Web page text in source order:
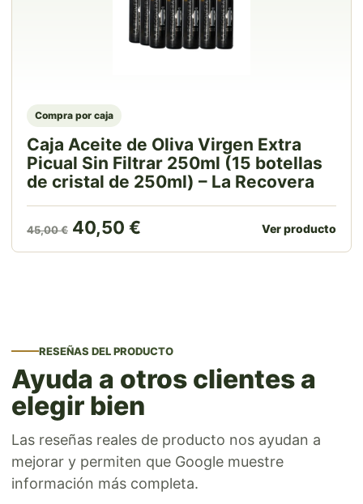
Compra por caja
Caja Aceite de Oliva Virgen Extra
Picual Sin Filtrar 250ml (15 botellas
de cristal de 250ml) – La Recovera
45,00€ El precio original era: 45,00 €.
40,50 € El precio actual es:
Ver producto
RESEÑAS DEL PRODUCTO
Ayuda a otros clientes a
elegir bien
Las reseñas reales de producto nos ayudan a
mejorar y permiten que Google muestre
información más completa.